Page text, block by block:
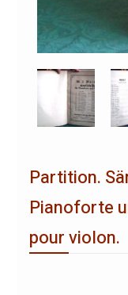
Partition.
Pianoforte
pour violon.